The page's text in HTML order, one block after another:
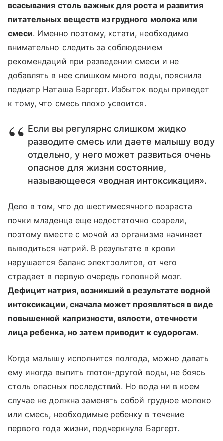
всасывания столь важных для роста и развития
питательных веществ из грудного молока или
смеси. Именно поэтому, кстати, необходимо
внимательно следить за соблюдением
рекомендаций при разведении смеси и не
добавлять в нее слишком много воды, пояснила
педиатр Наташа Баргерт. Избыток воды приведет
к тому, что смесь плохо усвоится.
Если вы регулярно слишком жидко
разводите смесь или даете малышу воду
отдельно, у него может развиться очень
опасное для жизни состояние,
называющееся «водная интоксикация».
Дело в том, что до шестимесячного возраста
почки младенца еще недостаточно созрели,
поэтому вместе с мочой из организма начинает
выводиться натрий. В результате в крови
нарушается баланс электролитов, от чего
страдает в первую очередь головной мозг.
Дефицит натрия, возникший в результате водной
интоксикации, сначала может проявляться в виде
повышенной капризности, вялости, отечности
лица ребенка, но затем приводит к судорогам.
Когда малышу исполнится полгода, можно давать
ему иногда выпить глоток-другой воды, не боясь
столь опасных последствий. Но вода ни в коем
случае не должна заменять собой грудное молоко
или смесь, необходимые ребенку в течение
первого года жизни, подчеркнула Баргерт.